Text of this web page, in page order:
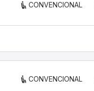
CONVENCIONAL
CONVENCIONAL